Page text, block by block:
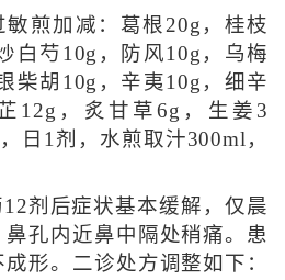
敏煎加减：葛根20g，桂枝
白芍10g，防风10g，乌梅
柴胡10g，辛夷10g，细辛
12g，炙甘草6g，生姜3
日1剂，水煎取汁300ml，
剂后症状基本缓解，仅晨
孔内近鼻中隔处稍痛。患
形。二诊处方调整如下：